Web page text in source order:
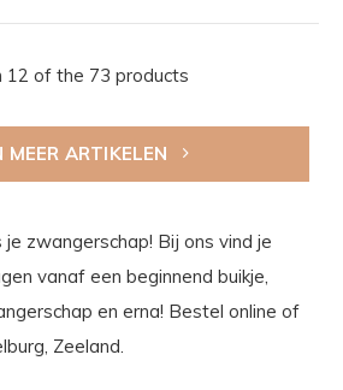
12 of the 73 products
MEER ARTIKELEN
zwangerschap! Bij ons vind je
vanaf een beginnend buikje,
en erna! Bestel online of
Zeeland.